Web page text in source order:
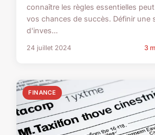
connaître les règles essentielles
vos chances de succès. Définir une
d'inves...
24 juillet 2024 3
FINANCE